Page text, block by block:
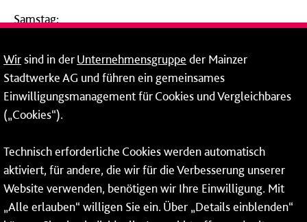
Samstag:
24-Stunden-Telefon*
06131 – 12 77 77
Fax: 06131 – 12 66 66
* Montags bis freitags bis 7 und ab 18 Uhr sowie an
Wochenenden und Feiertagen ganztags werden Ihre
Anrufe je nach Themenauswahl an ein Callcenter des
Wirsind in derUnternehmensgruppe der Mainzer
Stadtwerke AG und führen ein gemeinsames
Einwilligungsmanagement für Cookies und Vergleichbares
(„Cookies“).
Technisch erforderliche Cookies werden automatisch
aktiviert, für andere, die wir für die Verbesserung unserer
Website verwenden, benötigen wir Ihre Einwilligung. Mit
„Alle erlauben“ willigen Sie ein. Über „Details einblenden“